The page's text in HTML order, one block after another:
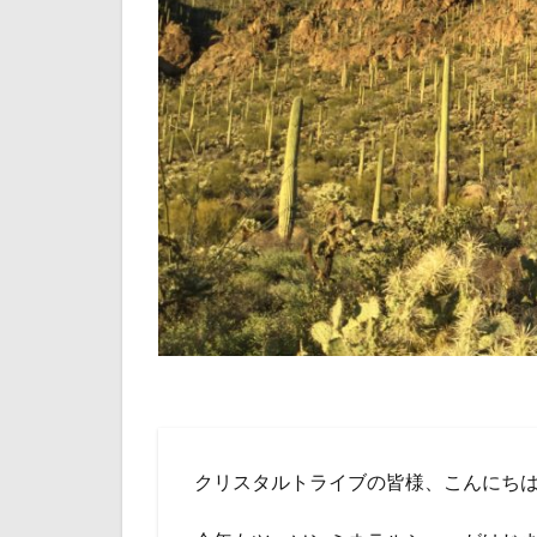
クリスタルトライブの皆様、こんにち